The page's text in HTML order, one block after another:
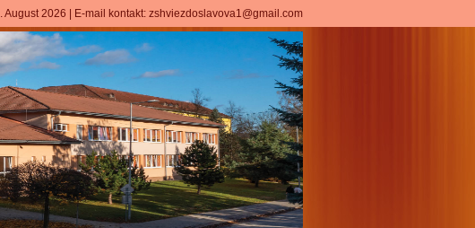
2026 | E-mail kontakt: zshviezdoslavova1@gmail.com